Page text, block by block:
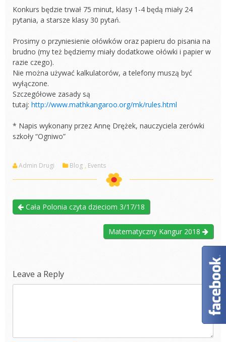
Konkurs będzie trwał 75 minut, klasy 1-4 będą miały 24
pytania, a starsze klasy 30 pytań.
Prosimy o przyniesienie ołówków oraz papieru do pisania na
brudno (my też będziemy miały dodatkowe ołówki i papier w
razie czego).
Nie można używać kalkulatorów, a telefony muszą być
wyłączone.
Szczegółowe zasady są
tutaj: http://www.mathkangaroo.org/mk/rules.html
* Napis wykonany przez Annę Drężek, nauczyciela zerówki
szkoły “Ogniwo”
Admin Drugi Blog , Events
Cała Polonia czyta dzieciom 3/17/18
Matematyczny Kangur 2018
Leave a Reply